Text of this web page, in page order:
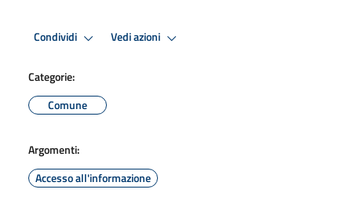
Condividi Vedi azioni
Categorie:
Comune
Argomenti:
Accesso all'informazione